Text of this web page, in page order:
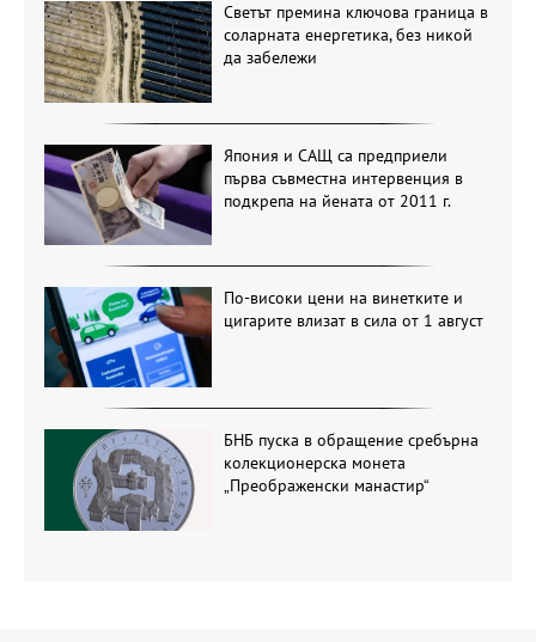
Светът премина ключова граница в
соларната енергетика, без никой
да забележи
Япония и САЩ са предприели
първа съвместна интервенция в
подкрепа на йената от 2011 г.
По-високи цени на винетките и
цигарите влизат в сила от 1 август
БНБ пуска в обращение сребърна
колекционерска монета
„Преображенски манастир“